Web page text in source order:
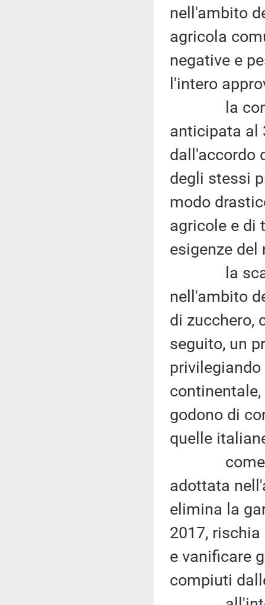
nell'ambito
agricola
negative e
l'intero
la
anticipata al
dall'accordo
degli stessi
modo
agricole e di
esigenze
la
nell'ambito
di zucchero,
seguito, un
godono di
quelle
come
adottata
elimina la
2017,
e vanificare
compiuti